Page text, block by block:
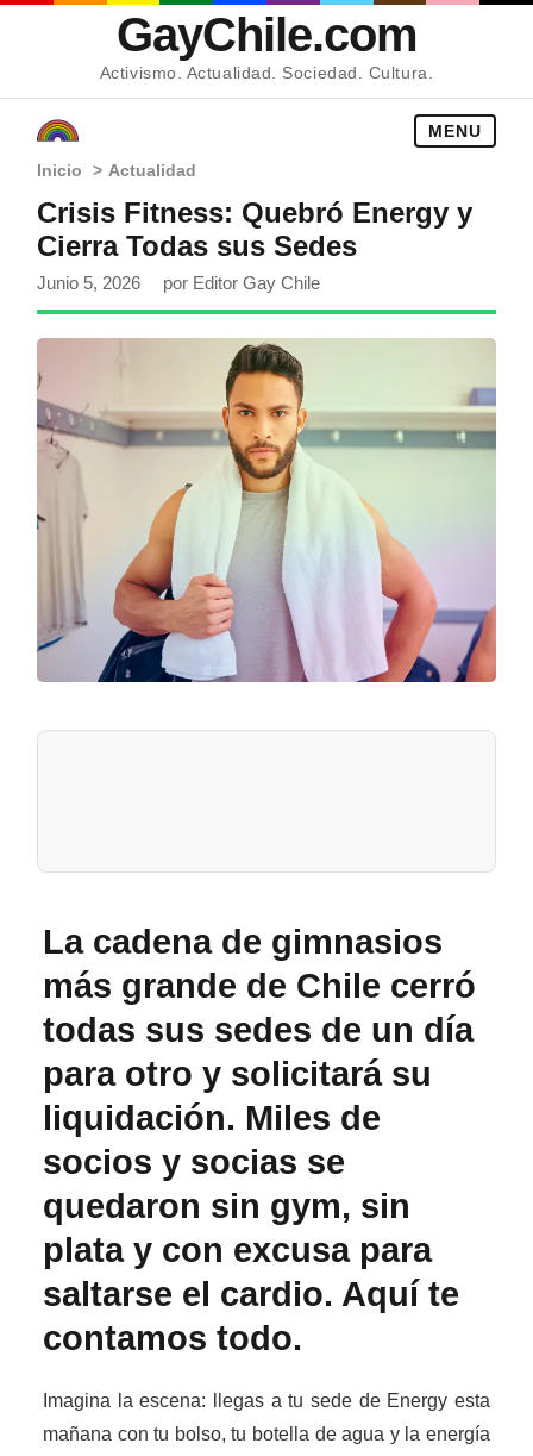
GayChile.com
Activismo. Actualidad. Sociedad. Cultura.
MENU
Inicio > Actualidad
Crisis Fitness: Quebró Energy y
Cierra Todas sus Sedes
Junio 5, 2026 por Editor Gay Chile
La cadena de gimnasios
más grande de Chile cerró
todas sus sedes de un día
para otro y solicitará su
liquidación. Miles de
socios y socias se
quedaron sin gym, sin
plata y con excusa para
saltarse el cardio. Aquí te
contamos todo.
Imagina la escena: llegas a tu sede de Energy esta
mañana con tu bolso, tu botella de agua y la energía